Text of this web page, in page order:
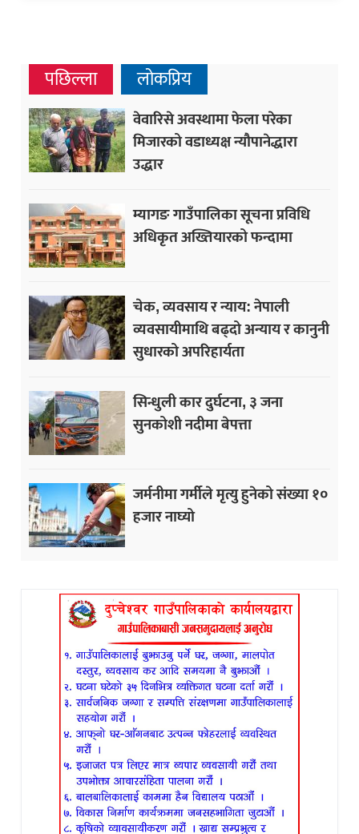
पछिल्ला लोकप्रिय
वेवारिसे अवस्थामा फेला परेका
मिजारको वडाध्यक्ष न्यौपानेद्धारा
उद्धार
म्यागङ गाउँपालिका सूचना प्रविधि
अधिकृत अख्तियारको फन्दामा
चेक, व्यवसाय र न्याय: नेपाली
व्यवसायीमाथि बढ्दो अन्याय र कानुनी
सुधारको अपरिहार्यता
सिन्धुली कार दुर्घटना, ३ जना
सुनकोशी नदीमा बेपत्ता
जर्मनीमा गर्मीले मृत्यु हुनेको संख्या १०
हजार नाघ्यो